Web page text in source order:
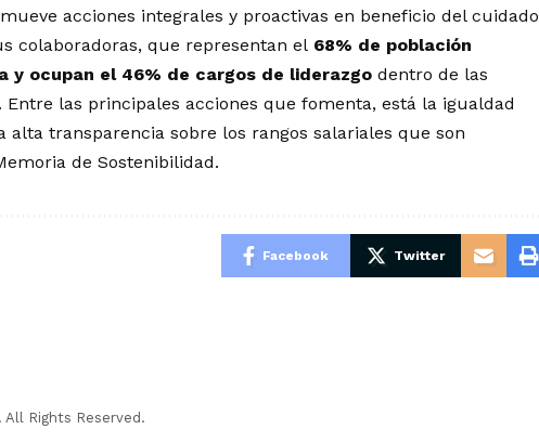
acciones integrales y proactivas en beneficio del cuidado
colaboradoras, que representan el 68% de población
y ocupan el 46% de cargos de liderazgo dentro de las
las principales acciones que fomenta, está la igualdad
alta transparencia sobre los rangos salariales que son
de Sostenibilidad.
Facebook Twitter
Rights Reserved.